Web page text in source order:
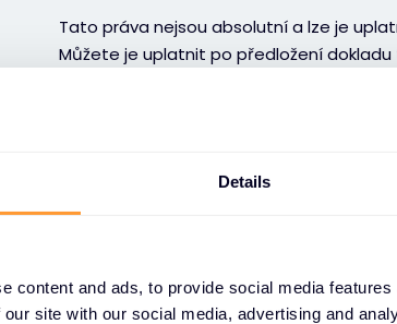
Details
content and ads, to provide social media
site with our social media, advertising and
Tato práva nejsou absolutní a lze je
Můžete je uplatnit po předložení
V případě porušení platných předpisů o
a. Kategorie